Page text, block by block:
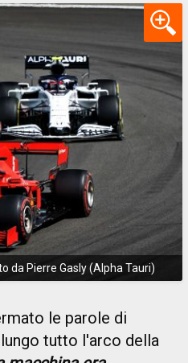
da Pierre Gasly (Alpha Tauri)
le parole di
tutto l'arco della